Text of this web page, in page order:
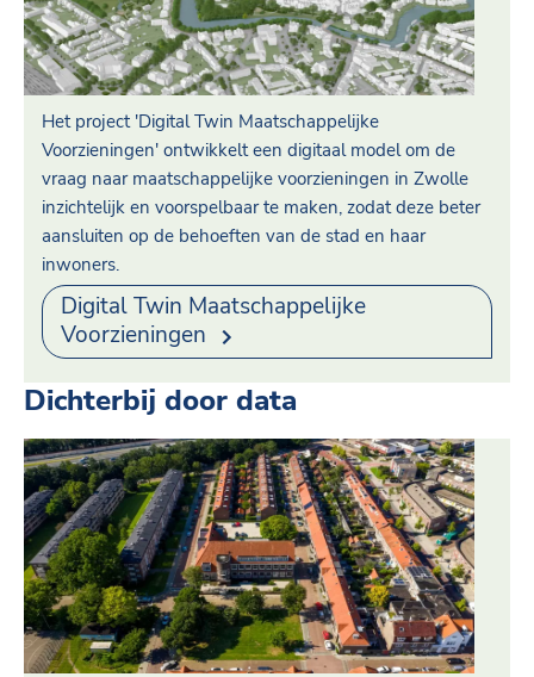
Het project 'Digital Twin Maatschappelijke
Voorzieningen' ontwikkelt een digitaal model om de
vraag naar maatschappelijke voorzieningen in Zwolle
inzichtelijk en voorspelbaar te maken, zodat deze beter
aansluiten op de behoeften van de stad en haar
inwoners.
Digital Twin Maatschappelijke
Voorzieningen
Dichterbij door data